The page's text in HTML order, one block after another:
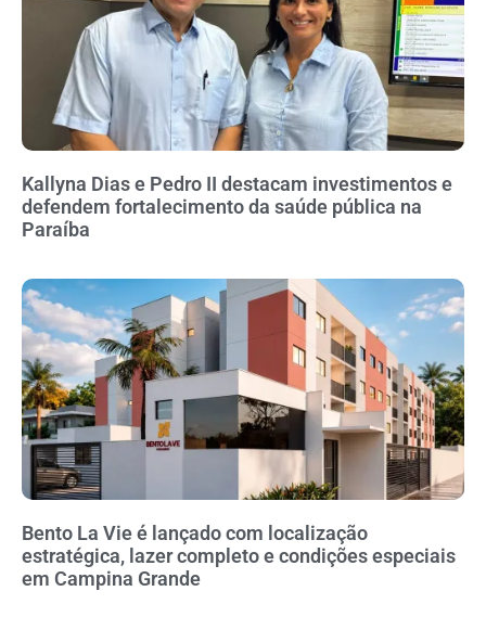
Kallyna Dias e Pedro II destacam investimentos e
defendem fortalecimento da saúde pública na
Paraíba
Bento La Vie é lançado com localização
estratégica, lazer completo e condições especiais
em Campina Grande